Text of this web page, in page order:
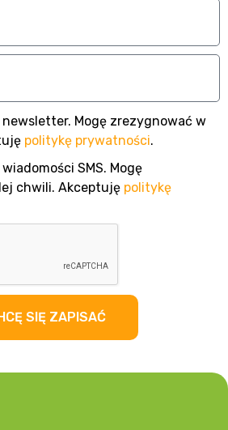
Mogę zrezygnować w
politykę prywatności.
SMS. Mogę
chwili. Akceptuję politykę
SIĘ ZAPISAĆ